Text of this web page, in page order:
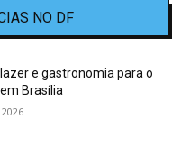
NO DF
e gastronomia para o
Brasília